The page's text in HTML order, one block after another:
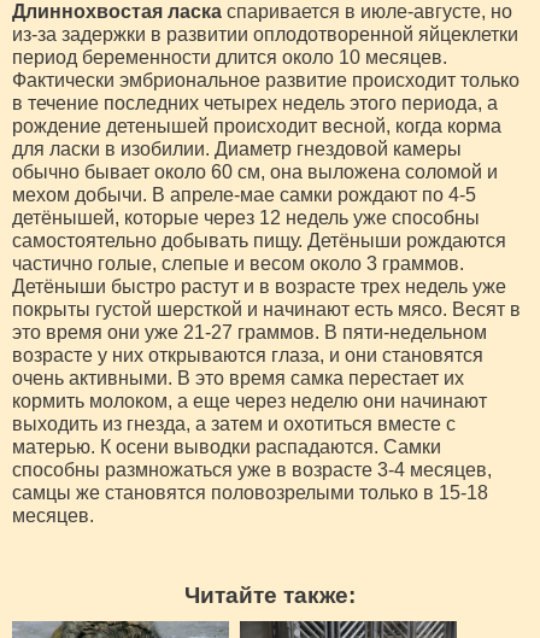
Длиннохвостая ласка спаривается в июле-августе, но
из-за задержки в развитии оплодотворенной яйцеклетки
период беременности длится около 10 месяцев.
Фактически эмбриональное развитие происходит только
в течение последних четырех недель этого периода, а
рождение детенышей происходит весной, когда корма
для ласки в изобилии. Диаметр гнездовой камеры
обычно бывает около 60 см, она выложена соломой и
мехом добычи. В апреле-мае самки рождают по 4-5
детёнышей, которые через 12 недель уже способны
самостоятельно добывать пищу. Детёныши рождаются
частично голые, слепые и весом около 3 граммов.
Детёныши быстро растут и в возрасте трех недель уже
покрыты густой шерсткой и начинают есть мясо. Весят в
это время они уже 21-27 граммов. В пяти-недельном
возрасте у них открываются глаза, и они становятся
очень активными. В это время самка перестает их
кормить молоком, а еще через неделю они начинают
выходить из гнезда, а затем и охотиться вместе с
матерью. К осени выводки распадаются. Самки
способны размножаться уже в возрасте 3-4 месяцев,
самцы же становятся половозрелыми только в 15-18
месяцев.
Читайте также: